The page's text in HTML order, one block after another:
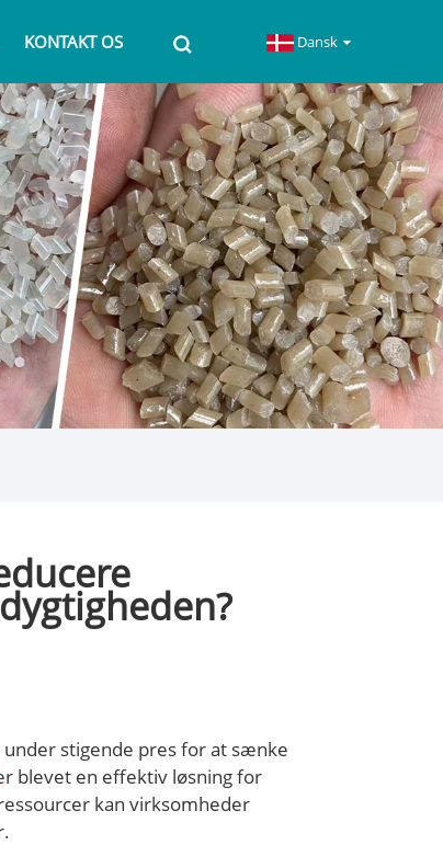
KONTAKT OS Dansk
stigende pres for at sænke
blevet en effektiv løsning for
kan virksomheder